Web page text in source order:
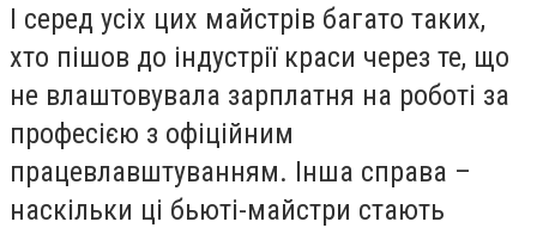
І серед усіх цих майстрів багато таких,
хто пішов до індустрії краси через те, що
не влаштовувала зарплатня на роботі за
професією з офіційним
працевлавштуванням. Інша справа –
наскільки ці бьюті-майстри стають